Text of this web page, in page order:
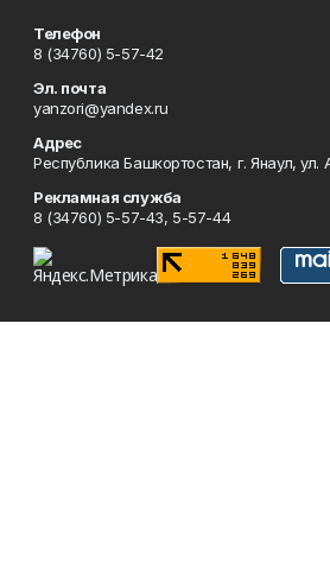
Телефон
8 (34760) 5-57-42
Эл. почта
yanzori@yandex.ru
Адрес
Республика Башкортостан, г. Янаул, ул.
Рекламная служба
8 (34760) 5-57-43, 5-57-44